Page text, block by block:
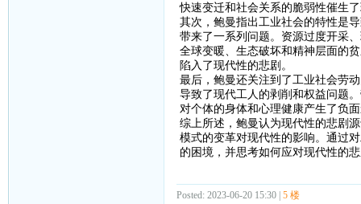
快速变迁和社会关系的脆弱性催生
其次，鲍曼指出工业社会的特性是
带来了一系列问题。资源过度开采
全球变暖、生态破坏和精神层面的
陷入了现代性的悲剧。
最后，鲍曼还关注到了工业社会劳
导致了现代工人的剥削和权益问题
对个体的身体和心理健康产生了负
综上所述，鲍曼认为现代性的悲剧
模式的变革对现代性的影响。通过
的困境，并思考如何应对现代性的
Posted: 2023-06-20 15:30 | 5 楼